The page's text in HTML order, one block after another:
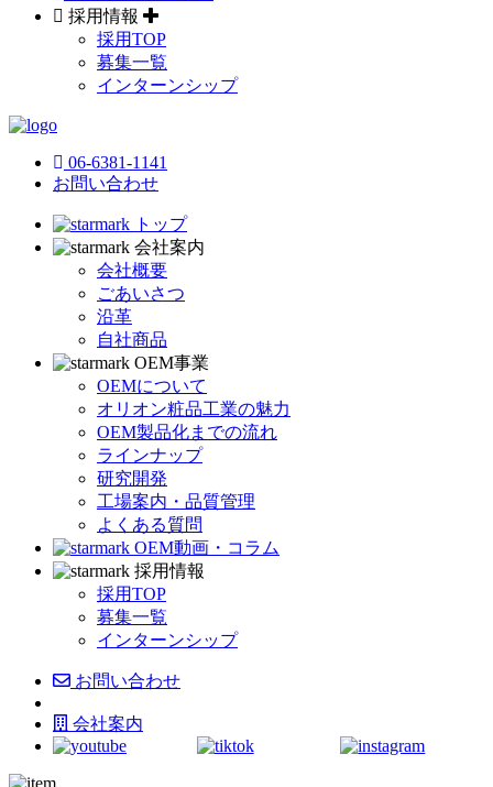
採用情報
採用TOP
募集一覧
インターンシップ
06-6381-1141
お問い合わせ
トップ
会社案内
会社概要
ごあいさつ
沿革
自社商品
OEM事業
OEMについて
オリオン粧品工業の魅力
OEM製品化までの流れ
ラインナップ
研究開発
工場案内・品質管理
よくある質問
OEM動画・コラム
採用情報
採用TOP
募集一覧
インターンシップ
お問い合わせ
会社案内